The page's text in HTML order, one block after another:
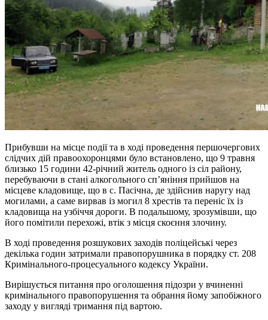
Прибувши на місце події та в ході проведення першочергових
слідчих дій правоохоронцями було встановлено, що 9 травня
близько 15 години 42-річний житель одного із сіл району,
перебуваючи в стані алкогольного сп’яніння прийшов на
місцеве кладовище, що в с. Пасічна, де здійснив наругу над
могилами, а саме вирвав із могил 8 хрестів та переніс їх із
кладовища на узбіччя дороги. В подальшому, зрозумівши, що
його помітили перехожі, втік з місця скоєння злочину.
В ході проведення розшукових заходів поліцейські через
декілька годин затримали правопорушника в порядку ст. 208
Кримінального-процесуального кодексу України.
Вирішується питання про оголошення підозри у вчиненні
кримінального правопорушення та обрання йому запобіжного
заходу у вигляді тримання під вартою.